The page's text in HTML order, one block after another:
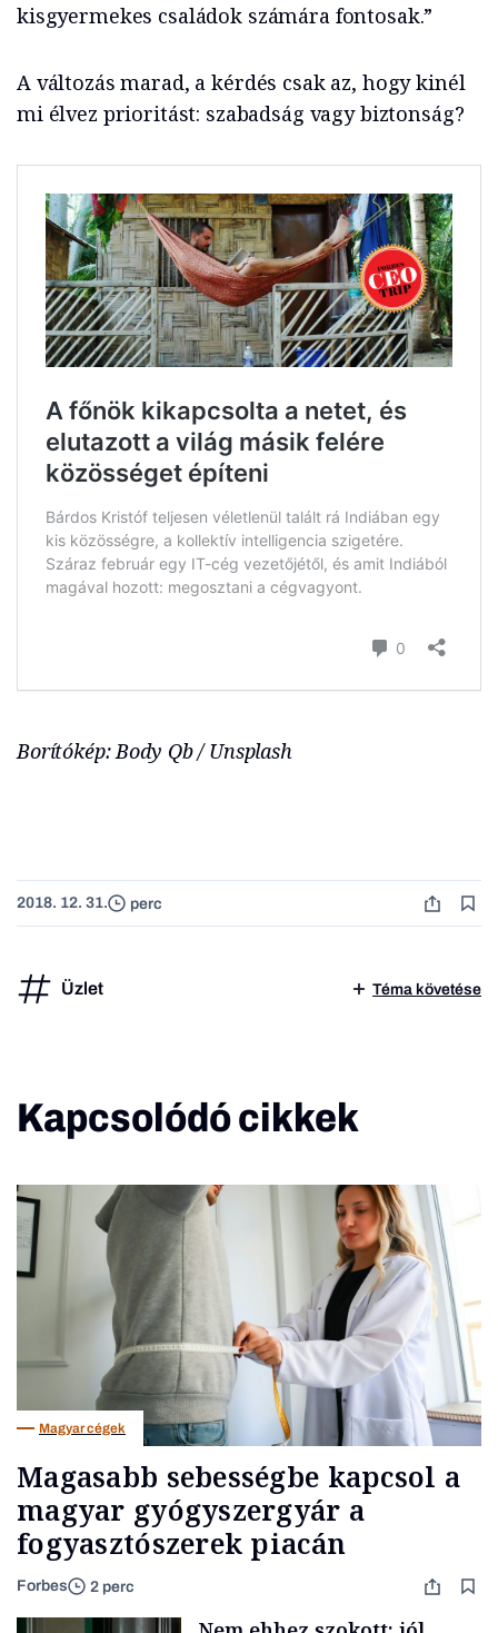
kisgyermekes családok számára fontosak.”
A változás marad, a kérdés csak az, hogy kinél
mi élvez prioritást: szabadság vagy biztonság?
Borítókép: Body Qb / Unsplash
2018. 12. 31. perc
Üzlet Téma követése
Kapcsolódó cikkek
Magyar cégek
Magasabb sebességbe kapcsol a
magyar gyógyszergyár a
fogyasztószerek piacán
Forbes 2 perc